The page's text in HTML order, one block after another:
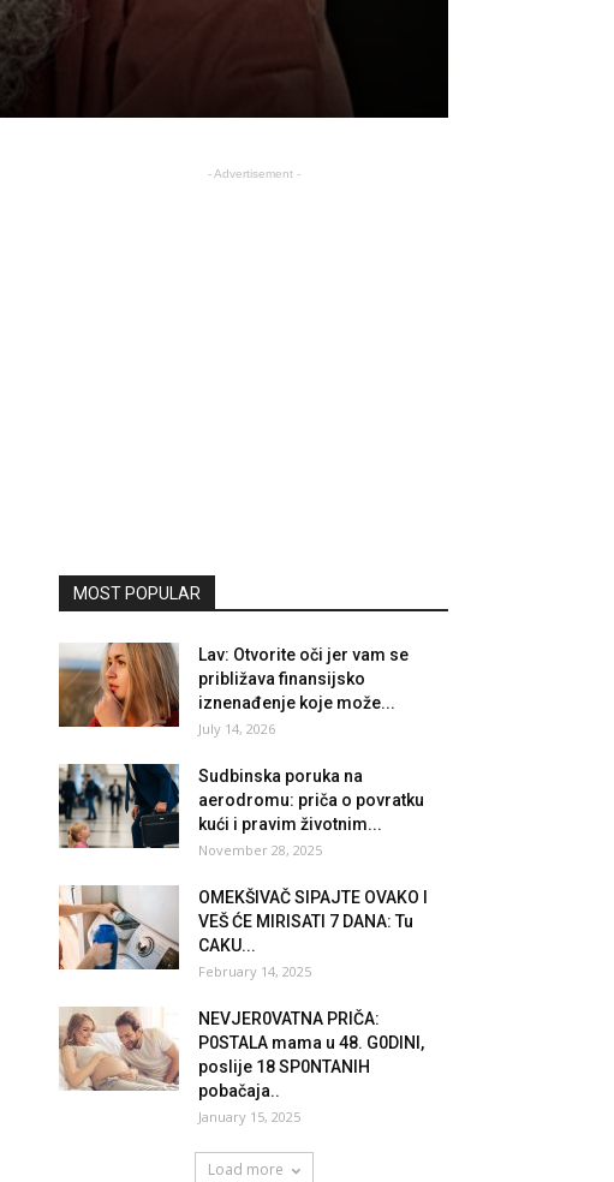
- Advertisement -
MOST POPULAR
Lav: Otvorite oči jer vam se
približava finansijsko
iznenađenje koje može...
July 14, 2026
Sudbinska poruka na
aerodromu: priča o povratku
kući i pravim životnim...
November 28, 2025
OMEKŠIVAČ SIPAJTE OVAKO I
VEŠ ĆE MIRISATI 7 DANA: Tu
CAKU...
February 14, 2025
NEVJER0VATNA PRIČA:
P0STALA mama u 48. G0DINI,
poslije 18 SP0NTANIH
pobačaja..
January 15, 2025
Load more